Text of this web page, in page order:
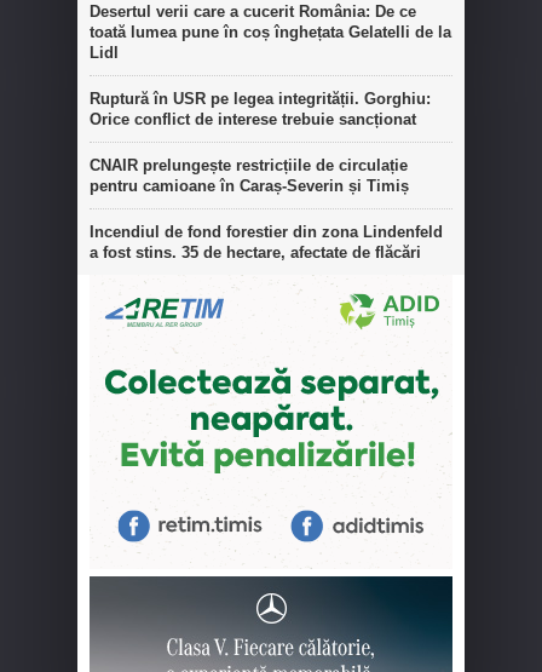
Desertul verii care a cucerit România: De ce
toată lumea pune în coș înghețata Gelatelli de la
Lidl
Ruptură în USR pe legea integrității. Gorghiu:
Orice conflict de interese trebuie sancționat
CNAIR prelungește restricțiile de circulație
pentru camioane în Caraș-Severin și Timiș
Incendiul de fond forestier din zona Lindenfeld
a fost stins. 35 de hectare, afectate de flăcări